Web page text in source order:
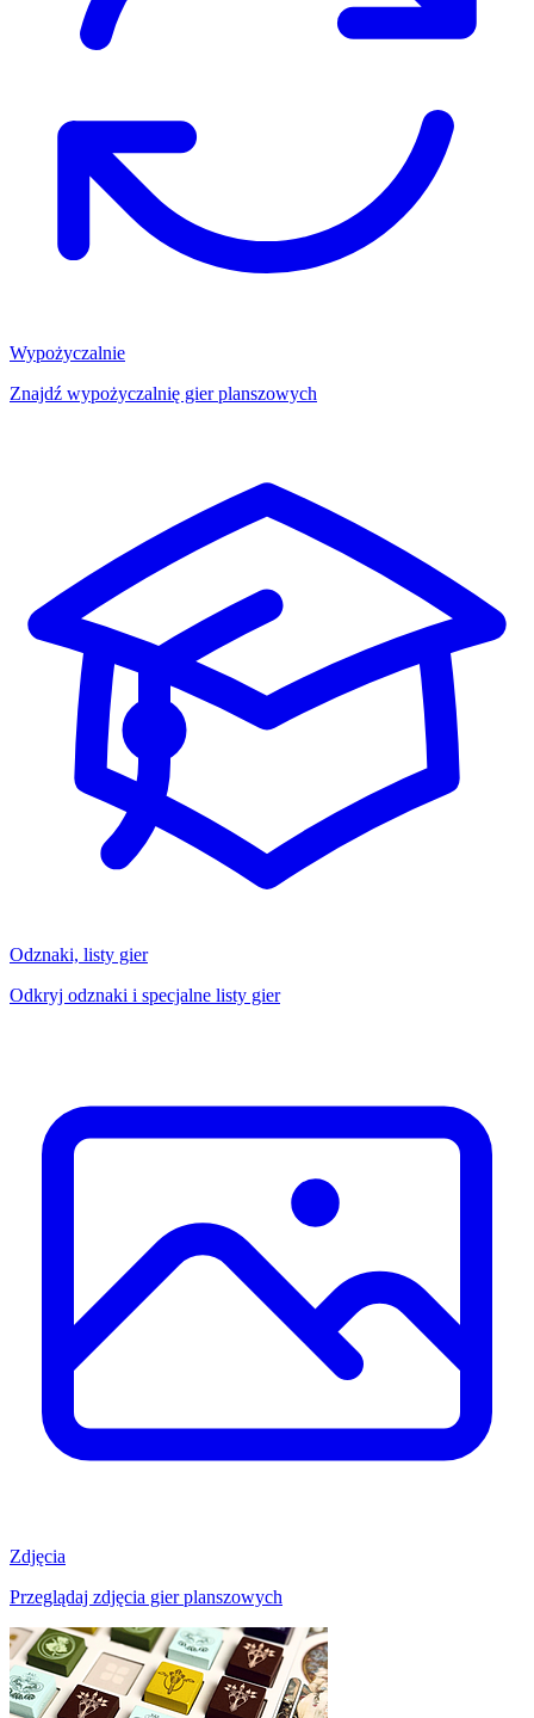
Wypożyczalnie
Znajdź wypożyczalnię gier planszowych
Odznaki, listy gier
Odkryj odznaki i specjalne listy gier
Zdjęcia
Przeglądaj zdjęcia gier planszowych